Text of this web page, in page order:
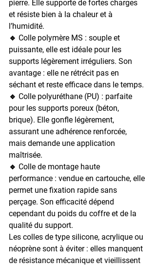
pierre. Elle supporte de fortes charges
et résiste bien à la chaleur et à
l’humidité.
🔹 Colle polymère MS : souple et
puissante, elle est idéale pour les
supports légèrement irréguliers. Son
avantage : elle ne rétrécit pas en
séchant et reste efficace dans le temps.
🔹 Colle polyuréthane (PU) : parfaite
pour les supports poreux (béton,
brique). Elle gonfle légèrement,
assurant une adhérence renforcée,
mais demande une application
maîtrisée.
🔹 Colle de montage haute
performance : vendue en cartouche, elle
permet une fixation rapide sans
perçage. Son efficacité dépend
cependant du poids du coffre et de la
qualité du support.
Les colles de type silicone, acrylique ou
néoprène sont à éviter : elles manquent
de résistance mécanique et vieillissent